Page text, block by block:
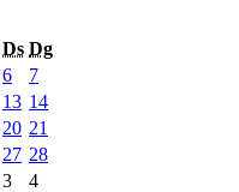
Ds Dg
6
7
13 14
20 21
27 28
3 4